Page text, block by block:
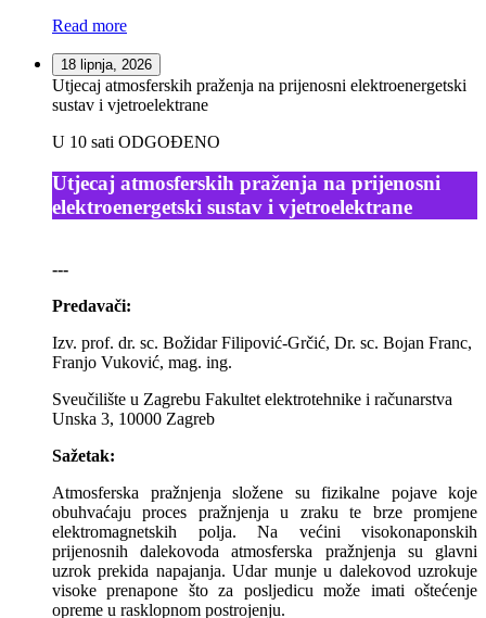
Read more
18 lipnja, 2026
Utjecaj atmosferskih praženja na prijenosni elektroenergetski
sustav i vjetroelektrane
U 10 sati ODGOĐENO
Utjecaj atmosferskih praženja na prijenosni
elektroenergetski sustav i vjetroelektrane
---
Predavači:
Izv. prof. dr. sc. Božidar Filipović-Grčić, Dr. sc. Bojan Franc,
Franjo Vuković, mag. ing.
Sveučilište u Zagrebu Fakultet elektrotehnike i računarstva
Unska 3, 10000 Zagreb
Sažetak:
Atmosferska pražnjenja složene su fizikalne pojave koje
obuhvaćaju proces pražnjenja u zraku te brze promjene
elektromagnetskih polja. Na većini visokonaponskih
prijenosnih dalekovoda atmosferska pražnjenja su glavni
uzrok prekida napajanja. Udar munje u dalekovod uzrokuje
visoke prenapone što za posljedicu može imati oštećenje
opreme u rasklopnom postrojenju.